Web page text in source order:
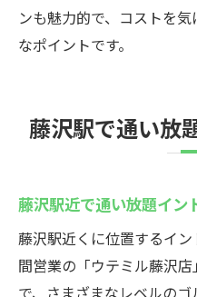
ンも魅力的で、コストを
なポイントです。
藤沢駅で通い放
藤沢駅近で通い放題イン
藤沢駅近くに位置するイ
間営業の「ウテミル藤沢
で、さまざまなレベルの